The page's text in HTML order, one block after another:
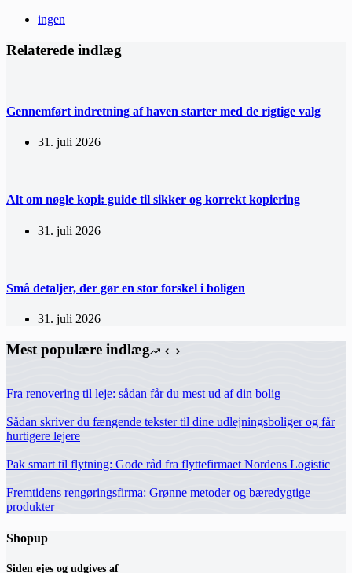
ingen
Relaterede indlæg
Gennemført indretning af haven starter med de rigtige valg
31. juli 2026
Alt om nøgle kopi: guide til sikker og korrekt kopiering
31. juli 2026
Små detaljer, der gør en stor forskel i boligen
31. juli 2026
Mest populære indlæg
Fra renovering til leje: sådan får du mest ud af din bolig
Sådan skriver du fængende tekster til dine udlejningsboliger og får
hurtigere lejere
Pak smart til flytning: Gode råd fra flyttefirmaet Nordens Logistic
Fremtidens rengøringsfirma: Grønne metoder og bæredygtige
produkter
Shopup
Siden ejes og udgives af